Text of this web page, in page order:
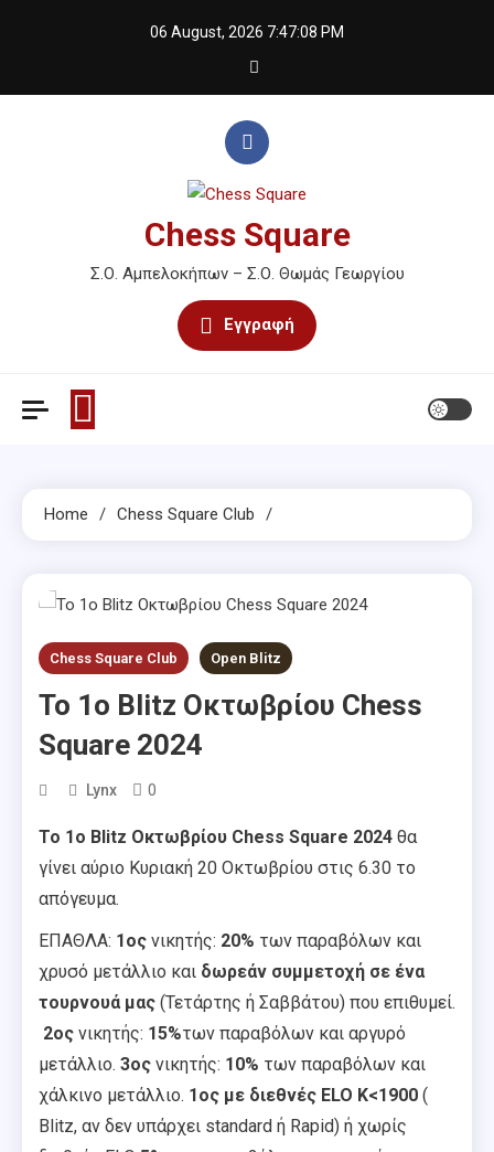
06 August, 2026 7:47:08 PM
Chess Square
Σ.Ο. Αμπελοκήπων – Σ.Ο. Θωμάς Γεωργίου
Εγγραφή
Home Chess Square Club
Chess Square Club Open Blitz
To 1o Blitz Οκτωβρίου Chess
Square 2024
Lynx 0
To 1o Blitz Οκτωβρίου Chess Square 2024 θα
γίνει αύριο Κυριακή 20 Οκτωβρίου στις 6.30 το
απόγευμα.
ΕΠΑΘΛΑ: 1ος νικητής: 20% των παραβόλων και
χρυσό μετάλλιο και δωρεάν συμμετοχή σε ένα
τουρνουά μας (Τετάρτης ή Σαββάτου) που επιθυμεί.
2ος νικητής: 15%των παραβόλων και αργυρό
μετάλλιο. 3ος νικητής: 10% των παραβόλων και
χάλκινο μετάλλιο. 1ος με διεθνές ELO Κ<1900 (
Βlitz, αν δεν υπάρχει standard ή Rapid) ή χωρίς